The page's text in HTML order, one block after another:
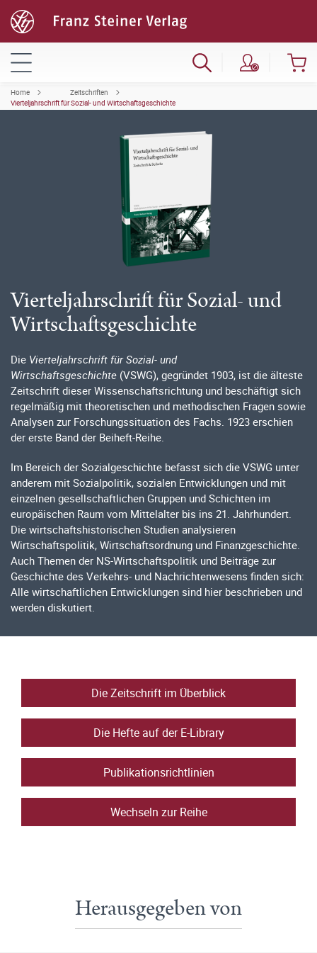
Home
Zeitschriften
Vierteljahrschrift für Sozial- und Wirtschaftsgeschichte
Vierteljahrschrift für Sozial- und
Wirtschaftsgeschichte
Die Vierteljahrschrift für Sozial- und
Wirtschaftsgeschichte (VSWG), gegründet 1903, ist die älteste
Zeitschrift dieser Wissenschaftsrichtung und beschäftigt sich
regelmäßig mit theoretischen und methodischen Fragen sowie
Analysen zur Forschungssituation des Fachs. 1923 erschien
der erste Band der Beiheft-Reihe.
Im Bereich der Sozialgeschichte befasst sich die VSWG unter
anderem mit Sozialpolitik, sozialen Entwicklungen und mit
einzelnen gesellschaftlichen Gruppen und Schichten im
europäischen Raum vom Mittelalter bis ins 21. Jahrhundert.
Die wirtschaftshistorischen Studien analysieren
Wirtschaftspolitik, Wirtschaftsordnung und Finanzgeschichte.
Auch Themen der NS-Wirtschaftspolitik und Beiträge zur
Geschichte des Verkehrs- und Nachrichtenwesens finden sich:
Alle wirtschaftlichen Entwicklungen sind hier beschrieben und
werden diskutiert.
Die Zeitschrift im Überblick
Die Hefte auf der E-Library
Publikationsrichtlinien
Wechseln zur Reihe
Herausgegeben von